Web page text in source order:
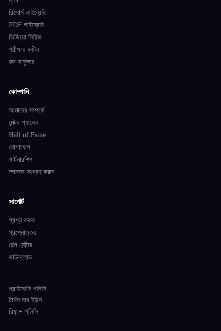
রিসোর্স লাইব্রেরি
PDF লাইব্রেরি
ভিডিয়ো সিরিজ
পরীক্ষার রুটিন
জব সার্কুলার
কোম্পানি
আমাদের সম্পর্কে
মেন্টর প্যানেল
Hall of Fame
যোগাযোগ
পার্টনারশিপ
স্পনসর সংগ্রহ করুন
সাপোর্ট
প্রশ্ন করুন
প্রশ্নোত্তর
হেল্প সেন্টার
ডাউনলোড
প্রাইভেসি পলিসি
টার্মস অব ইউস
রিফান্ড পলিসি